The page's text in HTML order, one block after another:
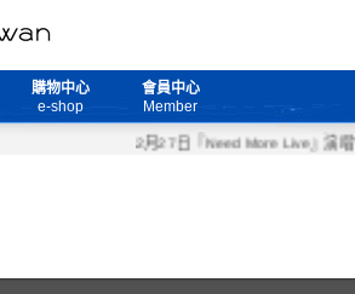
購物中心
e-shop
會員中心
Member
2月27日『Need More Live』演唱會